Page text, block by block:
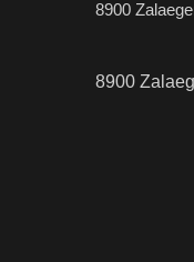
8900
8900